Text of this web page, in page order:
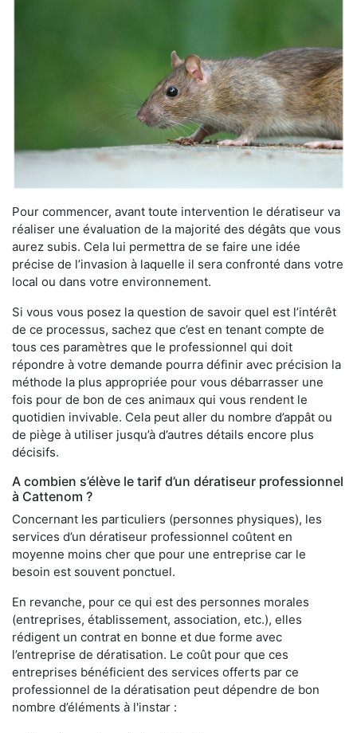
Pour commencer, avant toute intervention le dératiseur va
réaliser une évaluation de la majorité des dégâts que vous
aurez subis. Cela lui permettra de se faire une idée
précise de l’invasion à laquelle il sera confronté dans votre
local ou dans votre environnement.
Si vous vous posez la question de savoir quel est l’intérêt
de ce processus, sachez que c’est en tenant compte de
tous ces paramètres que le professionnel qui doit
répondre à votre demande pourra définir avec précision la
méthode la plus appropriée pour vous débarrasser une
fois pour de bon de ces animaux qui vous rendent le
quotidien invivable. Cela peut aller du nombre d’appât ou
de piège à utiliser jusqu’à d’autres détails encore plus
décisifs.
A combien s’élève le tarif d’un dératiseur professionnel
à Cattenom ?
Concernant les particuliers (personnes physiques), les
services d’un dératiseur professionnel coûtent en
moyenne moins cher que pour une entreprise car le
besoin est souvent ponctuel.
En revanche, pour ce qui est des personnes morales
(entreprises, établissement, association, etc.), elles
rédigent un contrat en bonne et due forme avec
l’entreprise de dératisation. Le coût pour que ces
entreprises bénéficient des services offerts par ce
professionnel de la dératisation peut dépendre de bon
nombre d’éléments à l'instar :